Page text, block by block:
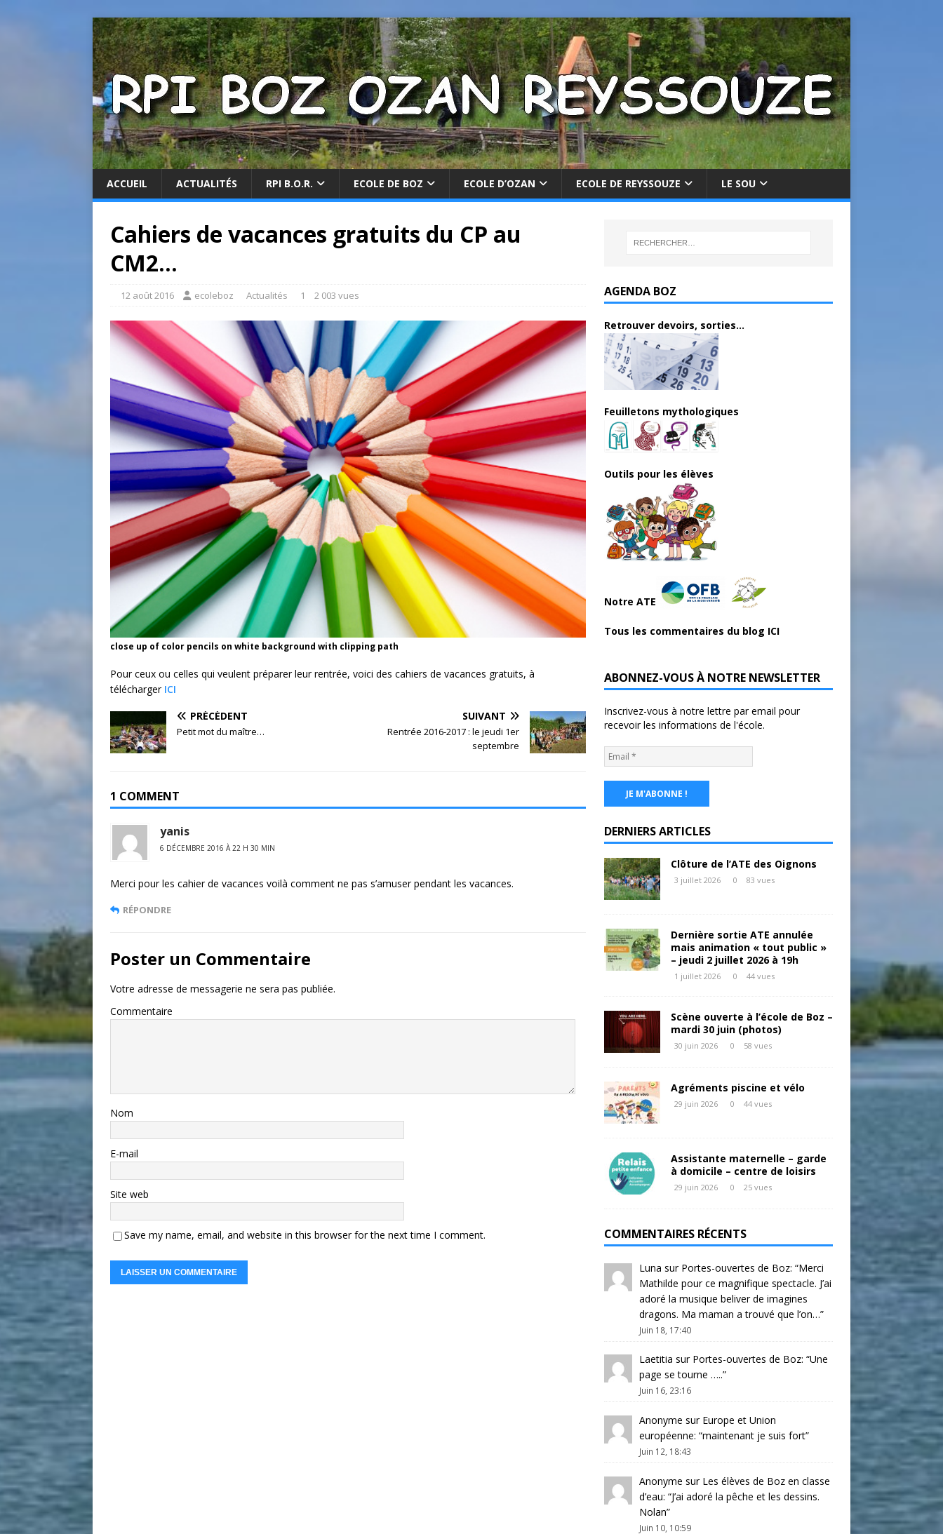
ACCUEIL ACTUALITÉS RPI B.O.R. ECOLE DE BOZ ECOLE D’OZAN ECOLE DE REYSSOUZE LE SOU
Cahiers de vacances gratuits du CP au
CM2…
12 août 2016 ecoleboz Actualités 1 2 003 vues
close up of color pencils on white background with clipping path
Pour ceux ou celles qui veulent préparer leur rentrée, voici des cahiers de vacances gratuits, à
télécharger ICI
PRÉCÉDENT
Petit mot du maître…
SUIVANT
Rentrée 2016-2017 : le jeudi 1er
septembre
1 COMMENT
yanis
6 DÉCEMBRE 2016 À 22 H 30 MIN
Merci pour les cahier de vacances voilà comment ne pas s’amuser pendant les vacances.
RÉPONDRE
Poster un Commentaire
Votre adresse de messagerie ne sera pas publiée.
Commentaire
Nom
E-mail
Site web
Save my name, email, and website in this browser for the next time I comment.
AGENDA BOZ
Retrouver devoirs, sorties...
Feuilletons mythologiques
Outils pour les élèves
Notre ATE
Tous les commentaires du blog ICI
ABONNEZ-VOUS À NOTRE NEWSLETTER
Inscrivez-vous à notre lettre par email pour
recevoir les informations de l'école.
DERNIERS ARTICLES
Clôture de l’ATE des Oignons
3 juillet 2026 0 83 vues
Dernière sortie ATE annulée
mais animation « tout public »
– jeudi 2 juillet 2026 à 19h
1 juillet 2026 0 44 vues
Scène ouverte à l’école de Boz –
mardi 30 juin (photos)
30 juin 2026 0 58 vues
Agréments piscine et vélo
29 juin 2026 0 44 vues
Assistante maternelle – garde
à domicile – centre de loisirs
29 juin 2026 0 25 vues
COMMENTAIRES RÉCENTS
Luna sur Portes-ouvertes de Boz: “Merci
Mathilde pour ce magnifique spectacle. J’ai
adoré la musique beliver de imagines
dragons. Ma maman a trouvé que l’on…”
Juin 18, 17:40
Laetitia sur Portes-ouvertes de Boz: “Une
page se tourne …..”
Juin 16, 23:16
Anonyme sur Europe et Union
européenne: “maintenant je suis fort”
Juin 12, 18:43
Anonyme sur Les élèves de Boz en classe
d’eau: “J’ai adoré la pêche et les dessins.
Nolan”
Juin 10, 10:59